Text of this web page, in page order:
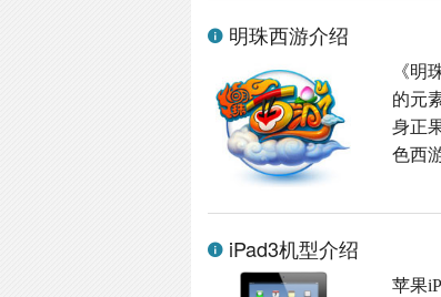
明珠西游介绍
《明
的元
身正
色西
iPad3机型介绍
苹果